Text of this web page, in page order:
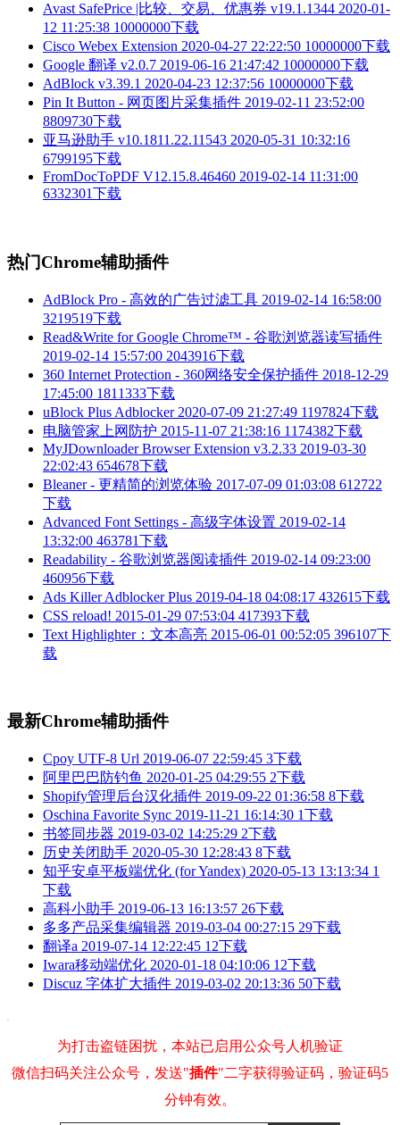
Avast SafePrice |比较、交易、优惠券 v19.1.1344 2020-01-
12 11:25:38 10000000下载
Cisco Webex Extension 2020-04-27 22:22:50 10000000下载
Google 翻译 v2.0.7 2019-06-16 21:47:42 10000000下载
AdBlock v3.39.1 2020-04-23 12:37:56 10000000下载
Pin It Button - 网页图片采集插件 2019-02-11 23:52:00
8809730下载
亚马逊助手 v10.1811.22.11543 2020-05-31 10:32:16
6799195下载
FromDocToPDF V12.15.8.46460 2019-02-14 11:31:00
6332301下载
热门Chrome辅助插件
AdBlock Pro - 高效的广告过滤工具 2019-02-14 16:58:00
3219519下载
Read&Write for Google Chrome™ - 谷歌浏览器读写插件
2019-02-14 15:57:00 2043916下载
360 Internet Protection - 360网络安全保护插件 2018-12-29
17:45:00 1811333下载
uBlock Plus Adblocker 2020-07-09 21:27:49 1197824下载
电脑管家上网防护 2015-11-07 21:38:16 1174382下载
MyJDownloader Browser Extension v3.2.33 2019-03-30
22:02:43 654678下载
Bleaner - 更精简的浏览体验 2017-07-09 01:03:08 612722
下载
Advanced Font Settings - 高级字体设置 2019-02-14
13:32:00 463781下载
Readability - 谷歌浏览器阅读插件 2019-02-14 09:23:00
460956下载
Ads Killer Adblocker Plus 2019-04-18 04:08:17 432615下载
CSS reload! 2015-01-29 07:53:04 417393下载
Text Highlighter：文本高亮 2015-06-01 00:52:05 396107下
载
最新Chrome辅助插件
Cpoy UTF-8 Url 2019-06-07 22:59:45 3下载
阿里巴巴防钓鱼 2020-01-25 04:29:55 2下载
Shopify管理后台汉化插件 2019-09-22 01:36:58 8下载
Oschina Favorite Sync 2019-11-21 16:14:30 1下载
书签同步器 2019-03-02 14:25:29 2下载
历史关闭助手 2020-05-30 12:28:43 8下载
知乎安卓平板端优化 (for Yandex) 2020-05-13 13:13:34 1
下载
高科小助手 2019-06-13 16:13:57 26下载
多多产品采集编辑器 2019-03-04 00:27:15 29下载
翻译a 2019-07-14 12:22:45 12下载
Iwara移动端优化 2020-01-18 04:10:06 12下载
Discuz 字体扩大插件 2019-03-02 20:13:36 50下载
为打击盗链困扰，本站已启用公众号人机验证
微信扫码关注公众号，发送"插件"二字获得验证码，验证码5
分钟有效。